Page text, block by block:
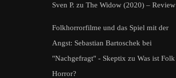
Sven P. zu The Widow (2020) – Review
Folkhorrorfilme und das Spiel mit der
Angst: Sebastian Bartoschek bei
"Nachgefragt" - Skeptix zu Was ist Folk
Horror?